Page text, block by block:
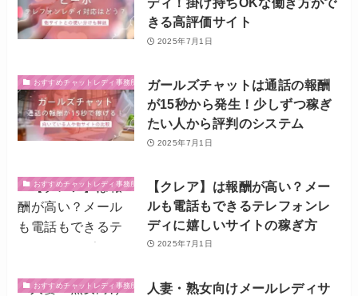
きる高評価サイト
2025年7月1日
おすすめチャットレディ事務所・サイトガールズチャットは通話の報酬
が15秒から発生！少しずつ稼ぎ
たい人から評判のシステム
2025年7月1日
おすすめチャットレディ事務所・サイト【クレア】は報酬が高い？メー
ルも電話もできるテレフォンレ
ディに嬉しいサイトの稼ぎ方
2025年7月1日
おすすめチャットレディ事務所・サイト人妻・熟女向けメールレディサ